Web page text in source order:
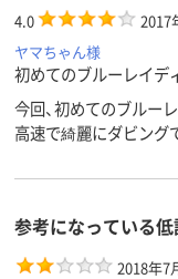
4.0
2017
ヤマちゃん様
初めてのブルーレイデ
今回、初めてのブルー
高速で綺麗にダビング
参考になっている
2018年7